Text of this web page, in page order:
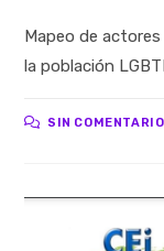
Mapeo de
la población
SIN